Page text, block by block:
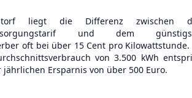
liegt die Differenz zwischen
und dem
oft bei über 15 Cent pro Kilowattstunde.
von 3.500 kWh
jährlichen Ersparnis von über 500 Euro.